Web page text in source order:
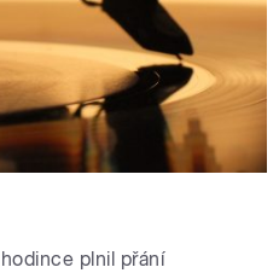
plnil přání